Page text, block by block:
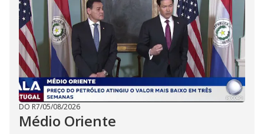
DO R7/05/08/2026
Médio Oriente